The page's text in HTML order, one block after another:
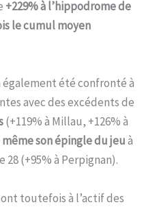
+229% à l’hippodrome de
le cumul moyen
également été confronté à
avec des excédents de
(+119% à Millau, +126% à
son épingle du jeuà
(+95% à Perpignan).
toutefois à l’actif des